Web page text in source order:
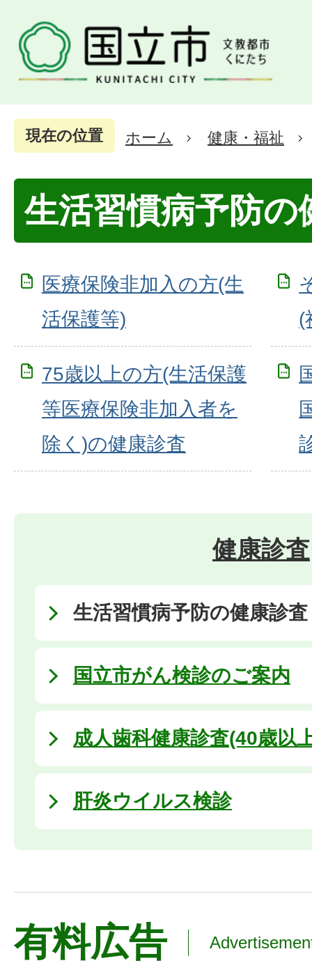
現在の位置 ホーム 健康・福祉
生活習慣病予防の
医療保険非加入の方(生
活保護等)
(
75歳以上の方(生活保護
等医療保険非加入者を
除く)の健康診査
健康診査
生活習慣病予防の健康診査
国立市がん検診のご案内
成人歯科健康診査(40歳以
肝炎ウイルス検診
有料広告